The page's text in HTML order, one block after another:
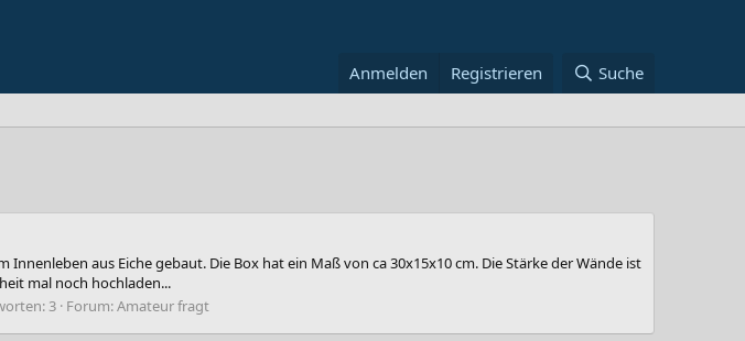
Anmelden Registrieren Suche
aus Eiche gebaut. Die Box hat ein Maß von ca 30x15x10 cm. Die Stärke der Wände ist
mal noch hochladen...
3 Forum:Amateur fragt